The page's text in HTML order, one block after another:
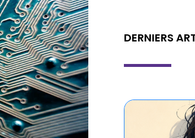
DERNIERS